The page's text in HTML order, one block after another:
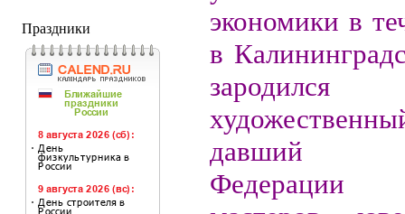
Праздники
экономики в
в
зародился
давший
Федерации